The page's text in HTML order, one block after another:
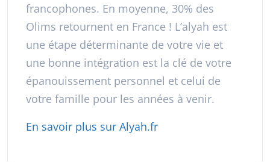
francophones. En moyenne, 30% des
Olims retournent en France ! L’alyah est
une étape déterminante de votre vie et
une bonne intégration est la clé de votre
épanouissement personnel et celui de
votre famille pour les années à venir.
En savoir plus sur Alyah.fr